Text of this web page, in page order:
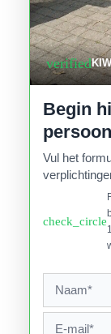
verified
Begin
Vul het
check_circle
1